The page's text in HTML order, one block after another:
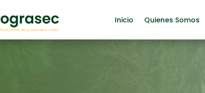
Inicio Quienes Somos